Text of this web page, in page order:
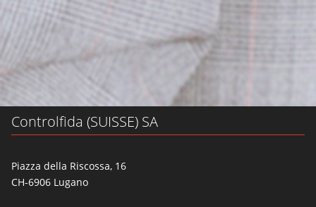
Controlfida (SUISSE) SA
Piazza della Riscossa, 16
CH-6906 Lugano